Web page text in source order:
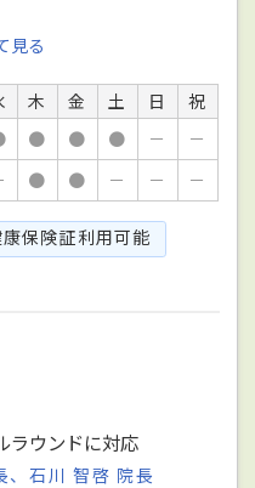
見る
木 金 土 日
祝
● ● ● －
－
● ● － － －
保険証利用可能
ラウンドに対応
、石川 智啓 院長